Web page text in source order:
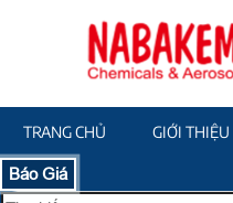
TRANG CHỦ GIỚI THIỆU
Báo Giá